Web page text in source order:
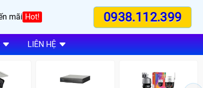
mãi Hot! 0938.112.399
LIÊN HỆ